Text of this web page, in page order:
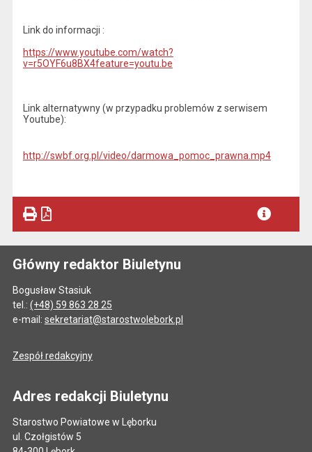
Link do informacji :
https://www.youtube.com/watch?
v=r5OYF6u8BX4feature=youtu.be
Link alternatywny (w przypadku problemów z serwisem
Youtube):
http://swbf.org.pl/video/darmowa_pomoc_prawna.mp4
Główny redaktor Biuletynu
Bogusław Stasiuk
tel.: (+48) 59 863 28 25
e-mail: sekretariat@starostwolebork.pl
Zespół redakcyjny
Adres redakcji Biuletynu
Starostwo Powiatowe w Lęborku
ul. Czołgistów 5